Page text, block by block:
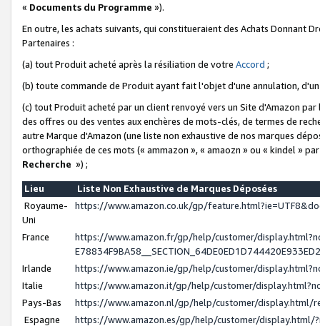
« Documents du Programme »).
En outre, les achats suivants, qui constitueraient des Achats Donnant
Partenaires :
(a) tout Produit acheté après la résiliation de votre Accord ;
(b) toute commande de Produit ayant fait l'objet d'une annulation,
(c) tout Produit acheté par un client renvoyé vers un Site d'Amazon
des offres ou des ventes aux enchères de mots-clés, de termes de
autre Marque d'Amazon (une liste non exhaustive de nos marques
orthographiée de ces mots (« ammazon », « amaozn » ou « kindel »
Recherche ») ;
Lieu
Liste Non Exhaustive de Marques Déposées
Royaume-
Uni
https://www.amazon.co.uk/gp/
France
https://www.amazon.fr/gp/help/customer/
Irlande
https://www.amazon.ie/gp/help/customer/
Italie
https://www.amazon.it/gp/help/customer/
Pays-Bas
https://www.amazon.nl/gp/help/customer/display.html/
Espagne
https://www.amazon.es/gp/help/customer/display.html/